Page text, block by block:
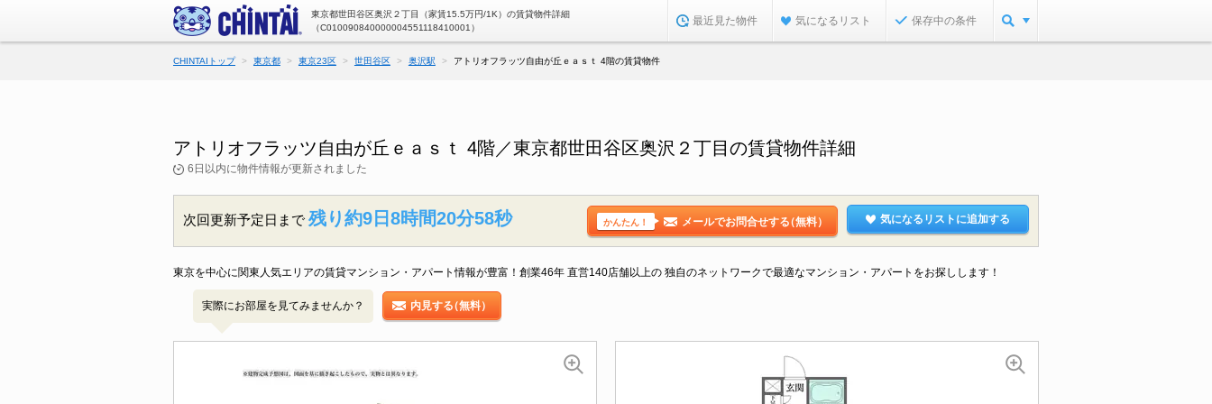
東京都世田谷区奥沢２丁目（家賃15.5万円/1K）の賃貸物件詳細
（C010090840000004551118410001）
最近見た物件 気になるリスト 保存中の条件
CHINTAIトップ 東京都 東京23区 世田谷区 奥沢駅 アトリオフラッツ自由が丘ｅａｓｔ 4階の賃貸物件
アトリオフラッツ自由が丘ｅａｓｔ 4階／東京都世田谷区奥沢２丁目の賃貸物件詳細
6日以内に物件情報が更新されました
次回更新予定日まで 残り約9日8時間20分57秒 かんたん！ メールでお問合せする（無料） 気になるリストに追加する
東京を中心に関東人気エリアの賃貸マンション・アパート情報が豊富！創業46年 直営140店舗以上の 独自のネットワークで最適なマンション・アパートをお探しします！
実際にお部屋を見てみませんか？ 内見する（無料）